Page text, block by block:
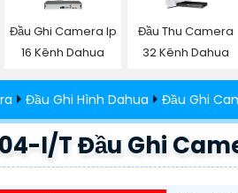
Đầu Ghi Camera Ip
16 Kênh Dahua
Đầu Thu Camera
32 Kênh Dahua
Đầu Ghi Hình Dahua Đầu Ghi
I/T Đầu Ghi